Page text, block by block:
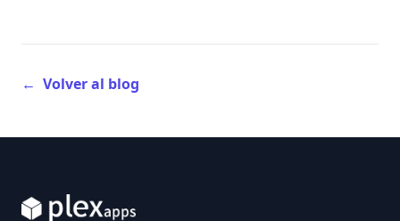
← Volver al blog